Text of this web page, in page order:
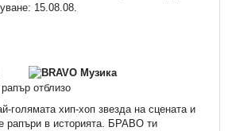
15.08.08.
отблизо
голямата хип-хоп звезда на сцената и
рапъри в историята. БРАВО ти